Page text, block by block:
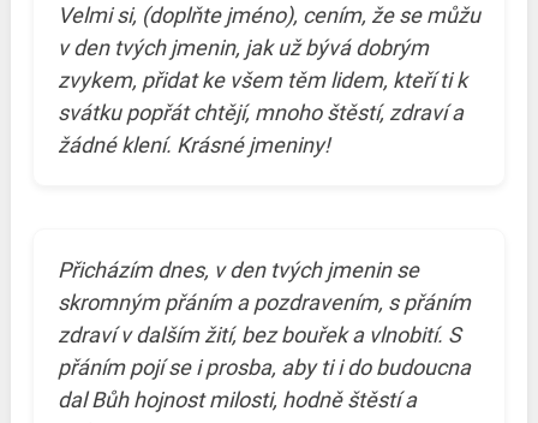
Velmi si, (doplňte jméno), cením, že se můžu
v den tvých jmenin, jak už bývá dobrým
zvykem, přidat ke všem těm lidem, kteří ti k
svátku popřát chtějí, mnoho štěstí, zdraví a
žádné klení. Krásné jmeniny!
Přicházím dnes, v den tvých jmenin se
skromným přáním a pozdravením, s přáním
zdraví v dalším žití, bez bouřek a vlnobití. S
přáním pojí se i prosba, aby ti i do budoucna
dal Bůh hojnost milosti, hodně štěstí a